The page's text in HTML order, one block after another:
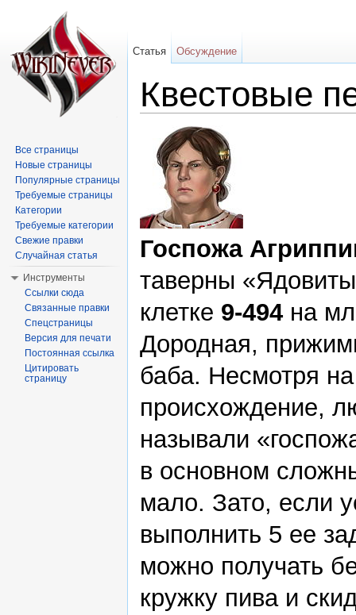
Квестовые
Госпожа
таверны
клетке 9-494 на
Дородная,
баба. Несмотря
происхождение,
называли
в основном
мало. Зато, если
выполнить 5 ее
можно получать
кружку пива и
Статья Обсуждение
Все страницы
Новые страницы
Популярные страницы
Требуемые страницы
Категории
Требуемые категории
Свежие правки
Случайная статья
Инструменты
Ссылки сюда
Связанные правки
Спецстраницы
Версия для печати
Постоянная ссылка
Цитировать
страницу